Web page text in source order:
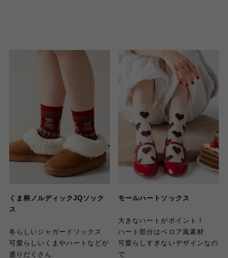
くま柄ノルディックJQソック
ス
冬らしいジャガードソックス
可愛らしいくまやハートなどが
盛りだくさん
モールハートソックス
大きなハートがポイント！
ハート部分はベロア風素材
可愛らしすぎないデザインなの
で